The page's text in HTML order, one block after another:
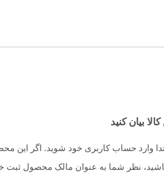
بیان کنید
وارد حساب کاربری خود شوید. اگر این
باشید، نظر شما به عنوان مالک محصول ثبت